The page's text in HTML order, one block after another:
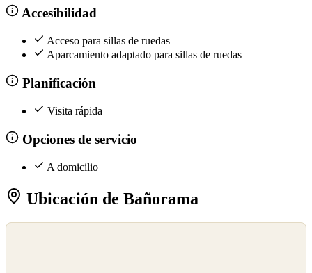
Accesibilidad
Acceso para sillas de ruedas
Aparcamiento adaptado para sillas de ruedas
Planificación
Visita rápida
Opciones de servicio
A domicilio
Ubicación de Bañorama